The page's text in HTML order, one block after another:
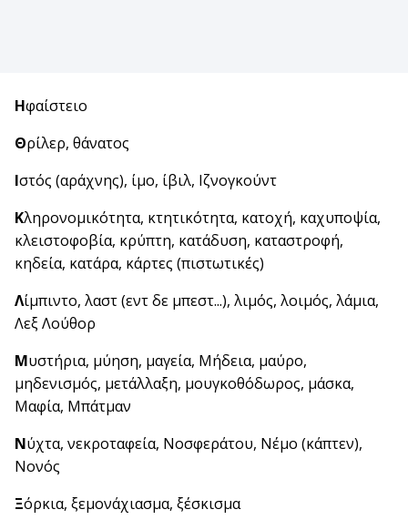
Ηφαίστειο
Θρίλερ, θάνατος
Ιστός (αράχνης), ίμο, ίβιλ, Ιζνογκούντ
Κληρονομικότητα, κτητικότητα, κατοχή, καχυποψία,
κλειστοφοβία, κρύπτη, κατάδυση, καταστροφή,
κηδεία, κατάρα, κάρτες (πιστωτικές)
Λίμπιντο, λαστ (εντ δε μπεστ...), λιμός, λοιμός, λάμια,
Λεξ Λούθορ
Μυστήρια, μύηση, μαγεία, Μήδεια, μαύρο,
μηδενισμός, μετάλλαξη, μουγκοθόδωρος, μάσκα,
Μαφία, Μπάτμαν
Νύχτα, νεκροταφεία, Νοσφεράτου, Νέμο (κάπτεν),
Νονός
Ξόρκια, ξεμονάχιασμα, ξέσκισμα